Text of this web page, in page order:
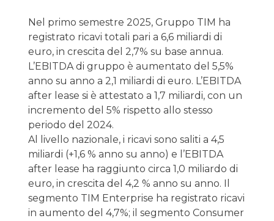
Nel primo semestre 2025, Gruppo TIM ha
registrato ricavi totali pari a 6,6 miliardi di
euro, in crescita del 2,7% su base annua.
L’EBITDA di gruppo è aumentato del 5,5%
anno su anno a 2,1 miliardi di euro. L’EBITDA
after lease si è attestato a 1,7 miliardi, con un
incremento del 5% rispetto allo stesso
periodo del 2024.
Al livello nazionale, i ricavi sono saliti a 4,5
miliardi (+1,6 % anno su anno) e l’EBITDA
after lease ha raggiunto circa 1,0 miliardo di
euro, in crescita del 4,2 % anno su anno. Il
segmento TIM Enterprise ha registrato ricavi
in aumento del 4,7%; il segmento Consumer